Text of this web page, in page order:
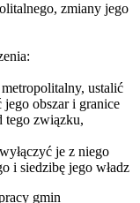
zmiany jego
ustalić
jego obszar i granice
tego związku,
je z niego
i siedzibę jego władz
gmin